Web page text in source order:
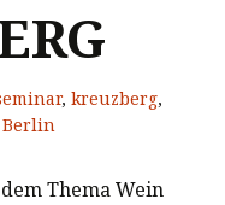
, kreuzberg,
Thema Wein